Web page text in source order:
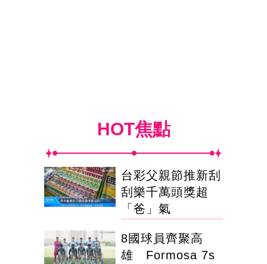
HOT焦點
台彩父親節推新刮
刮樂千萬頭獎超
「爸」氣
8國球員齊聚高
雄 Formosa 7s